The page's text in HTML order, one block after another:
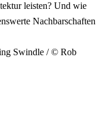
leisten? Und wie
Nachbarschaften
Swindle / © Rob